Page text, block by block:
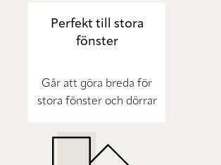
Perfekt till stora
fönster
Går att göra breda för
stora fönster och dörrar